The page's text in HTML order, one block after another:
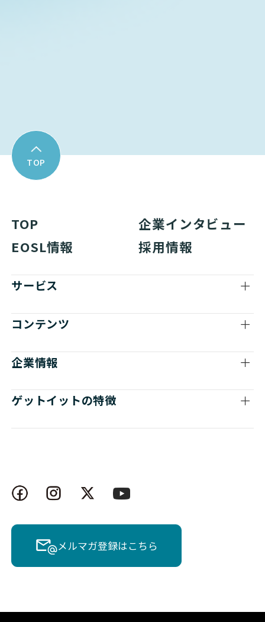
TOP
TOP
企業インタビュー
EOSL情報
採用情報
サービス
コンテンツ
企業情報
ゲットイットの特徴
メルマガ登録はこちら